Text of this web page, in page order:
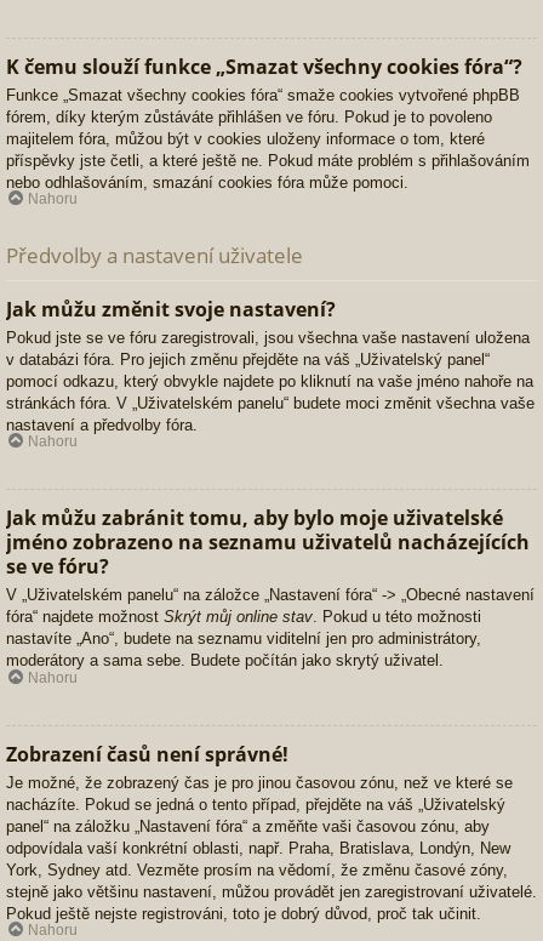
K čemu slouží funkce „Smazat všechny cookies fóra“?
Funkce „Smazat všechny cookies fóra“ smaže cookies vytvořené phpBB
fórem, díky kterým zůstáváte přihlášen ve fóru. Pokud je to povoleno
majitelem fóra, můžou být v cookies uloženy informace o tom, které
příspěvky jste četli, a které ještě ne. Pokud máte problém s přihlašováním
nebo odhlašováním, smazání cookies fóra může pomoci.
Nahoru
Předvolby a nastavení uživatele
Jak můžu změnit svoje nastavení?
Pokud jste se ve fóru zaregistrovali, jsou všechna vaše nastavení uložena
v databázi fóra. Pro jejich změnu přejděte na váš „Uživatelský panel“
pomocí odkazu, který obvykle najdete po kliknutí na vaše jméno nahoře na
stránkách fóra. V „Uživatelském panelu“ budete moci změnit všechna vaše
nastavení a předvolby fóra.
Nahoru
Jak můžu zabránit tomu, aby bylo moje uživatelské
jméno zobrazeno na seznamu uživatelů nacházejících
se ve fóru?
V „Uživatelském panelu“ na záložce „Nastavení fóra“ -> „Obecné nastavení
fóra“ najdete možnost Skrýt můj online stav. Pokud u této možnosti
nastavíte „Ano“, budete na seznamu viditelní jen pro administrátory,
moderátory a sama sebe. Budete počítán jako skrytý uživatel.
Nahoru
Zobrazení časů není správné!
Je možné, že zobrazený čas je pro jinou časovou zónu, než ve které se
nacházíte. Pokud se jedná o tento případ, přejděte na váš „Uživatelský
panel“ na záložku „Nastavení fóra“ a změňte vaši časovou zónu, aby
odpovídala vaší konkrétní oblasti, např. Praha, Bratislava, Londýn, New
York, Sydney atd. Vezměte prosím na vědomí, že změnu časové zóny,
stejně jako většinu nastavení, můžou provádět jen zaregistrovaní uživatelé.
Pokud ještě nejste registrováni, toto je dobrý důvod, proč tak učinit.
Nahoru